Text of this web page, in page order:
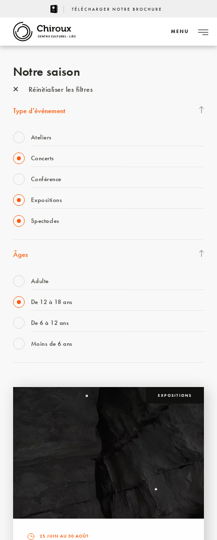
TÉLÉCHARGER NOTRE BROCHURE
CENTRE CULTUREL - LIÈGE
MENU
Notre saison
Réinitialiser les filtres
Type d’événement
Ateliers
Concerts
Conférence
Expositions
Spectacles
Âges
Adulte
De 12 à 18 ans
De 6 à 12 ans
Moins de 6 ans
EXPOSITIONS
25 JUIN AU 30 AOÛT